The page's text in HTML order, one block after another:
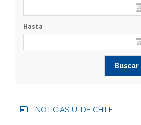
Hasta
NOTICIAS U. DE CHILE